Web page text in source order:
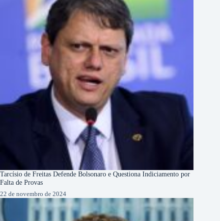
Tarcísio de Freitas Defende Bolsonaro e Questiona Indiciamento por
Falta de Provas
22 de novembro de 2024